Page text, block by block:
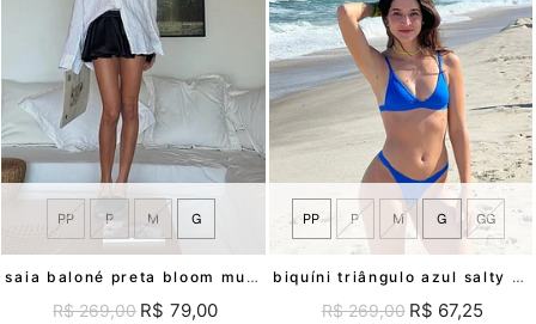
saia baloné preta bloom mundo lolita
PP P M G
R$ 269,00 R$ 79,00
biquíni triângulo azul salty soul mundo lolita
PP P M G GG
R$ 269,00 R$ 67,25